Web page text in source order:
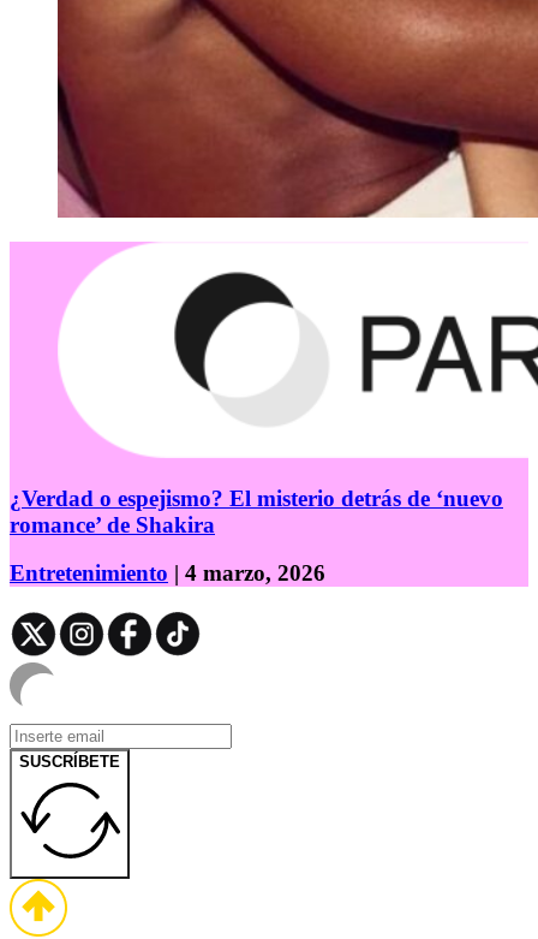
¿Verdad o espejismo? El misterio detrás de ‘nuevo
romance’ de Shakira
Entretenimiento | 4 marzo, 2026
SUSCRÍBETE